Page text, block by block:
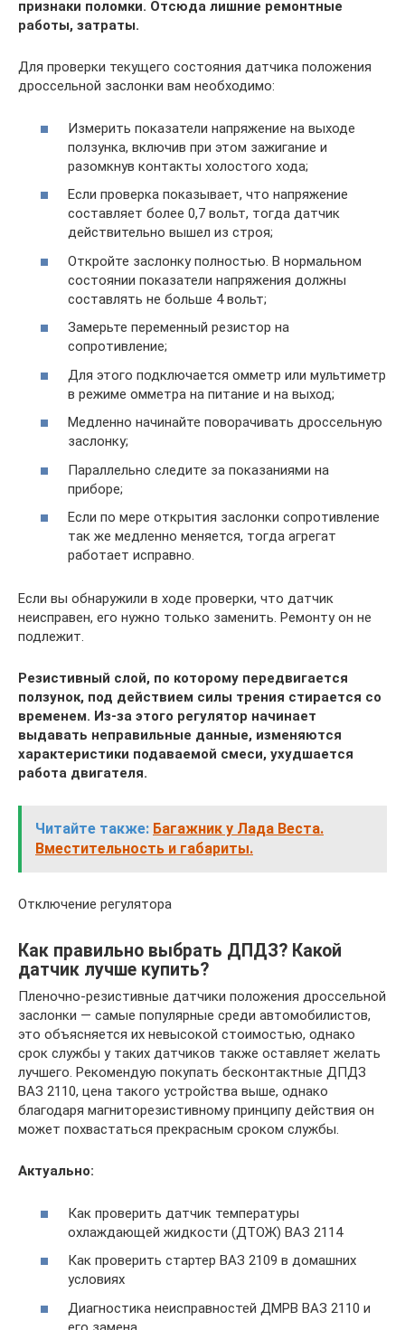
признаки поломки. Отсюда лишние ремонтные
работы, затраты.
Для проверки текущего состояния датчика положения
дроссельной заслонки вам необходимо:
Измерить показатели напряжение на выходе
ползунка, включив при этом зажигание и
разомкнув контакты холостого хода;
Если проверка показывает, что напряжение
составляет более 0,7 вольт, тогда датчик
действительно вышел из строя;
Откройте заслонку полностью. В нормальном
состоянии показатели напряжения должны
составлять не больше 4 вольт;
Замерьте переменный резистор на
сопротивление;
Для этого подключается омметр или мультиметр
в режиме омметра на питание и на выход;
Медленно начинайте поворачивать дроссельную
заслонку;
Параллельно следите за показаниями на
приборе;
Если по мере открытия заслонки сопротивление
так же медленно меняется, тогда агрегат
работает исправно.
Если вы обнаружили в ходе проверки, что датчик
неисправен, его нужно только заменить. Ремонту он не
подлежит.
Резистивный слой, по которому передвигается
ползунок, под действием силы трения стирается со
временем. Из-за этого регулятор начинает
выдавать неправильные данные, изменяются
характеристики подаваемой смеси, ухудшается
работа двигателя.
Читайте также: Багажник у Лада Веста.
Вместительность и габариты.
Отключение регулятора
Как правильно выбрать ДПДЗ? Какой
датчик лучше купить?
Пленочно-резистивные датчики положения дроссельной
заслонки — самые популярные среди автомобилистов,
это объясняется их невысокой стоимостью, однако
срок службы у таких датчиков также оставляет желать
лучшего. Рекомендую покупать бесконтактные ДПДЗ
ВАЗ 2110, цена такого устройства выше, однако
благодаря магниторезистивному принципу действия он
может похвастаться прекрасным сроком службы.
Актуально:
Как проверить датчик температуры
охлаждающей жидкости (ДТОЖ) ВАЗ 2114
Как проверить стартер ВАЗ 2109 в домашних
условиях
Диагностика неисправностей ДМРВ ВАЗ 2110 и